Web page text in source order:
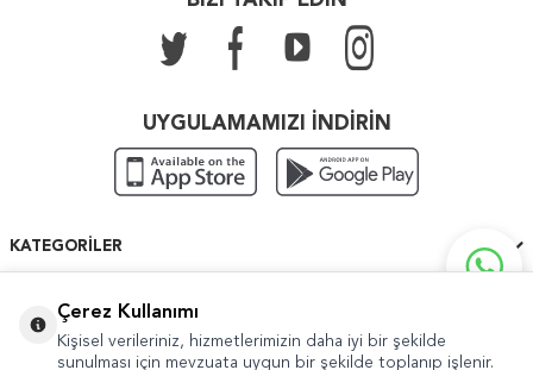
UYGULAMAMIZI İNDİRİN
KATEGORILER
HIZLI ERIŞIM
Çerez Kullanımı
Kişisel verileriniz, hizmetlerimizin daha iyi bir şekilde
sunulması için mevzuata uygun bir şekilde toplanıp işlenir.